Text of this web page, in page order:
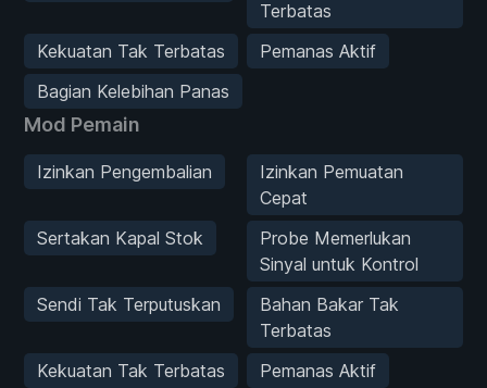
Terbatas
Kekuatan Tak Terbatas
Pemanas Aktif
Bagian Kelebihan Panas
Mod Pemain
Izinkan Pengembalian
Izinkan Pemuatan
Cepat
Sertakan Kapal Stok
Probe Memerlukan
Sinyal untuk Kontrol
Sendi Tak Terputuskan
Bahan Bakar Tak
Terbatas
Kekuatan Tak Terbatas
Pemanas Aktif